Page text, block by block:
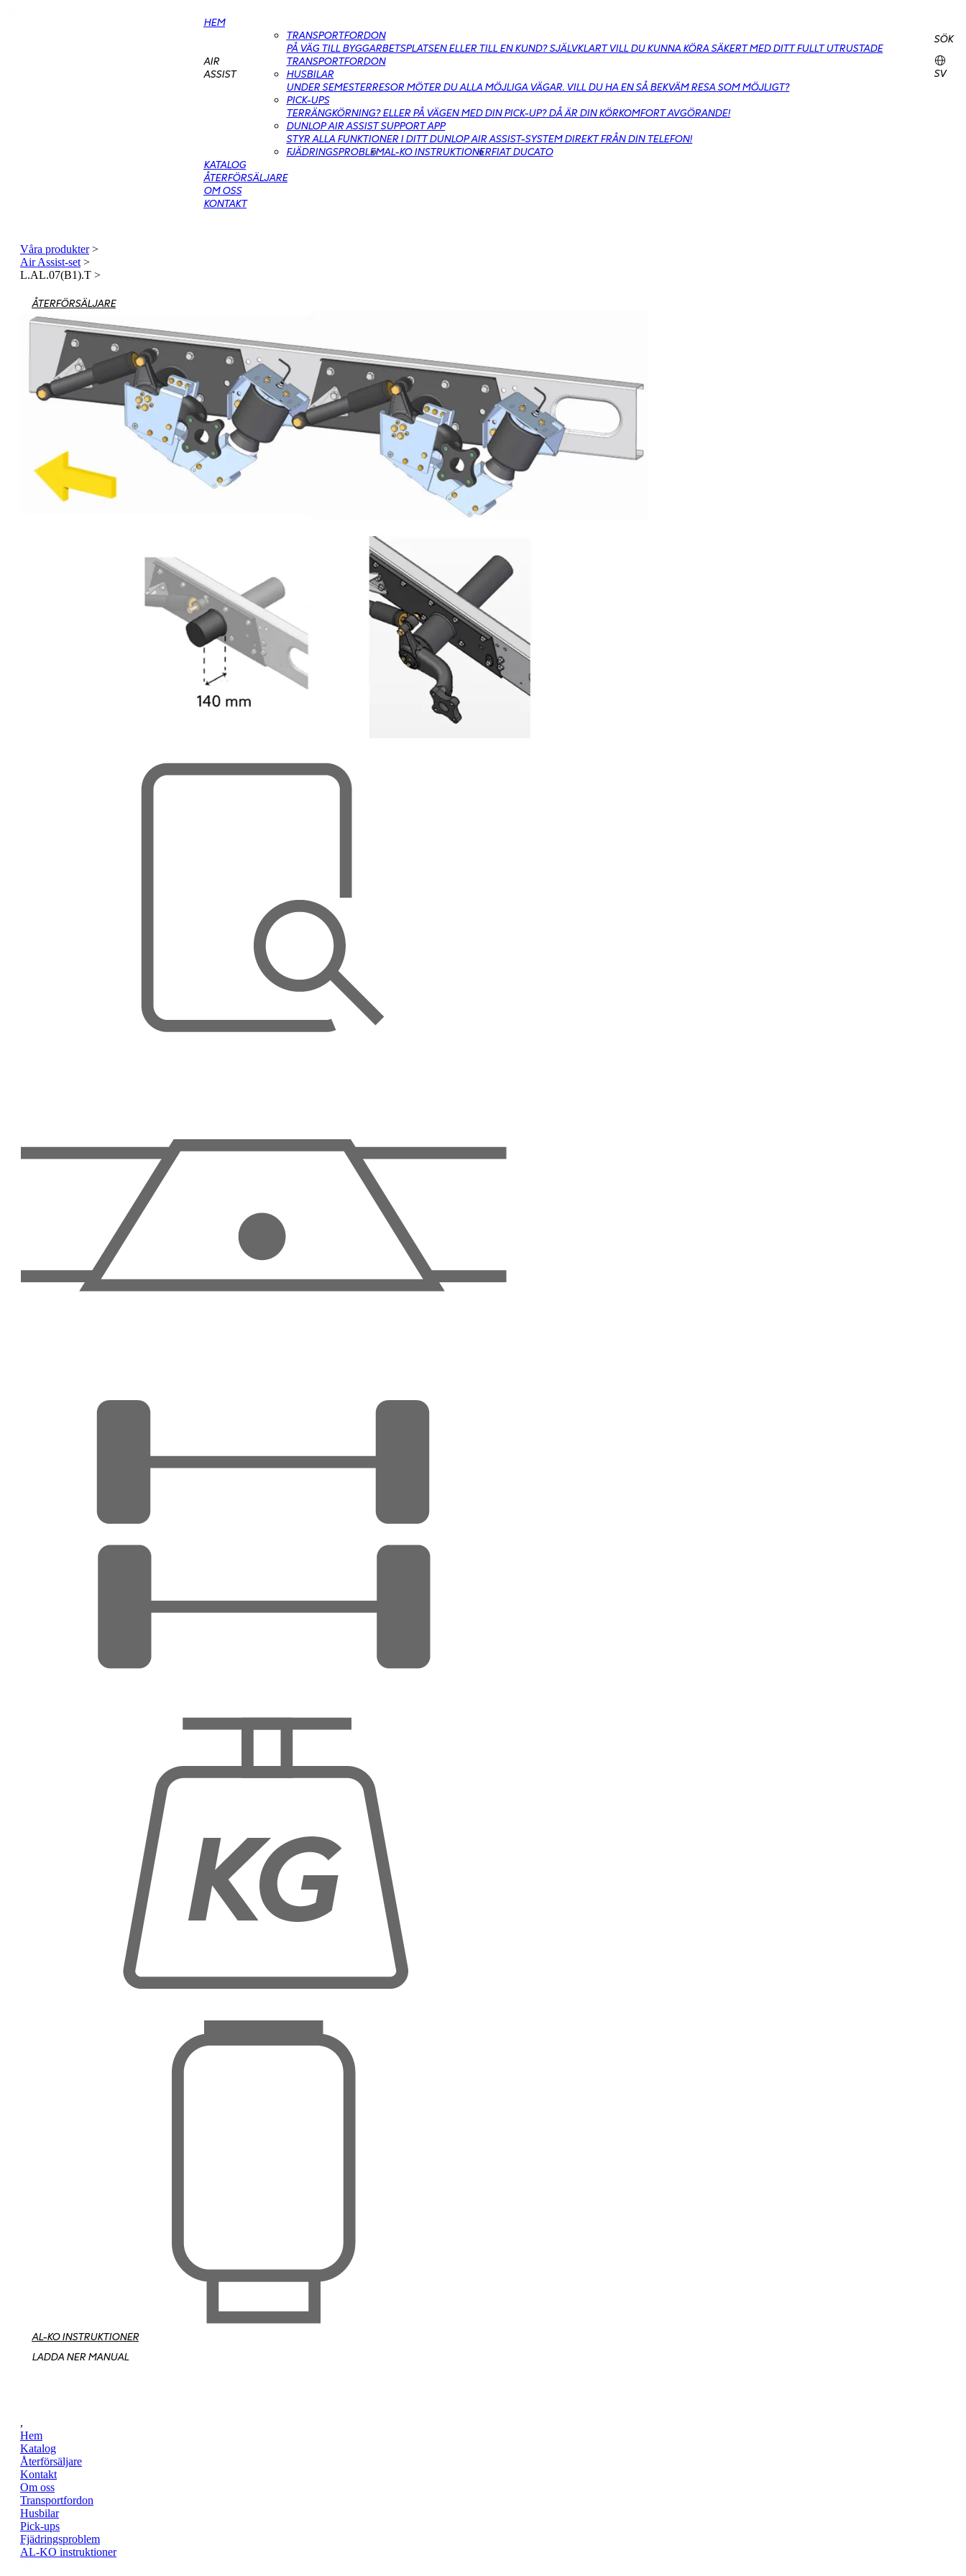
HEM
AIR
ASSIST
TRANSPORTFORDON
PÅ VÄG TILL BYGGARBETSPLATSEN ELLER TILL EN KUND? SJÄLVKLART VILL DU KUNNA KÖRA SÄKERT MED DITT FULLT UTRUSTADE
TRANSPORTFORDON
HUSBILAR
UNDER SEMESTERRESOR MÖTER DU ALLA MÖJLIGA VÄGAR. VILL DU HA EN SÅ BEKVÄM RESA SOM MÖJLIGT?
PICK-UPS
TERRÄNGKÖRNING? ELLER PÅ VÄGEN MED DIN PICK-UP? DÅ ÄR DIN KÖRKOMFORT AVGÖRANDE!
DUNLOP AIR ASSIST SUPPORT APP
STYR ALLA FUNKTIONER I DITT DUNLOP AIR ASSIST-SYSTEM DIREKT FRÅN DIN TELEFON!
FJÄDRINGSPROBLEMAL-KO INSTRUKTIONERFIAT DUCATO
KATALOG
ÅTERFÖRSÄLJARE
OM OSS
KONTAKT
SÖK
SV
Våra produkter>
Air Assist-set >
L.AL.07(B1).T >
ÅTERFÖRSÄLJARE
AL-KO INSTRUKTIONER
LADDA NER MANUAL
,
Hem
Katalog
Återförsäljare
Kontakt
Om oss
Transportfordon
Husbilar
Pick-ups
Fjädringsproblem
AL-KO instruktioner